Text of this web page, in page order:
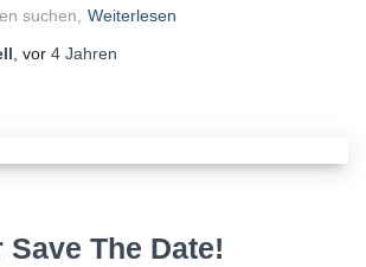
suchen,
Weiterlesen
, vor 4 Jahren
The Date!